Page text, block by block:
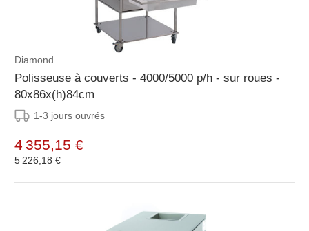
Diamond
Polisseuse à couverts - 4000/5000 p/h - sur roues -
80x86x(h)84cm
1-3 jours ouvrés
4 355,15 €
5 226,18 €